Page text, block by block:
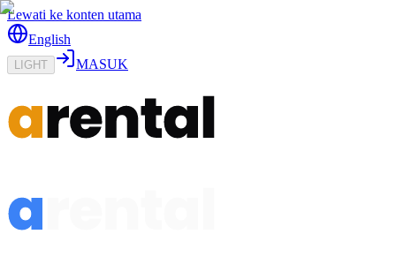
Lewati ke konten utama
English
LIGHT MASUK